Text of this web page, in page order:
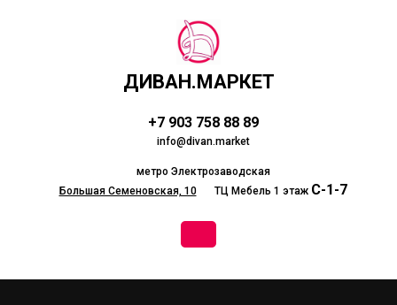
ДИВАН.МАРКЕТ
+7 903 758 88 89
info@divan.market
метро Электрозаводская
Большая Семеновская, 10
ТЦ Мебель 1 этаж С-1-7